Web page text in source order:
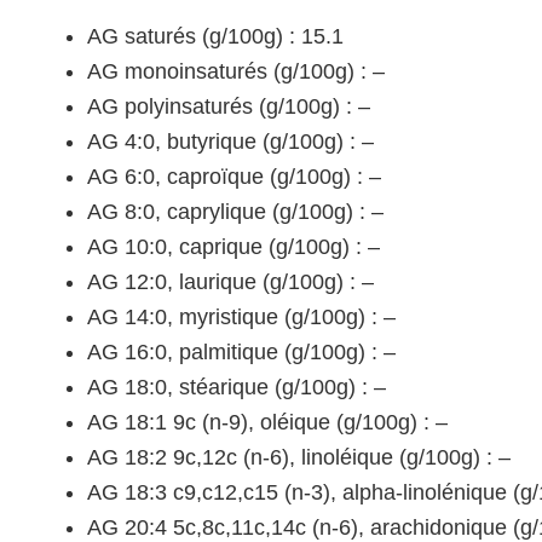
AG saturés (g/100g) : 15.1
AG monoinsaturés (g/100g) : –
AG polyinsaturés (g/100g) : –
AG 4:0, butyrique (g/100g) : –
AG 6:0, caproïque (g/100g) : –
AG 8:0, caprylique (g/100g) : –
AG 10:0, caprique (g/100g) : –
AG 12:0, laurique (g/100g) : –
AG 14:0, myristique (g/100g) : –
AG 16:0, palmitique (g/100g) : –
AG 18:0, stéarique (g/100g) : –
AG 18:1 9c (n-9), oléique (g/100g) : –
AG 18:2 9c,12c (n-6), linoléique (g/100g) : –
AG 18:3 c9,c12,c15 (n-3), alpha-linolénique
AG 20:4 5c,8c,11c,14c (n-6), arachidonique